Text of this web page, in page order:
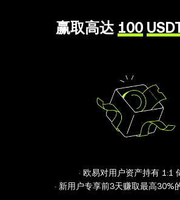
赢取高达 100
· 欧易对用户资产持有 1:1
· 新用户专享前3天赚取最高30%